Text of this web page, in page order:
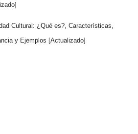
Cultural: ¿Qué es?, Características,
y Ejemplos [Actualizado]